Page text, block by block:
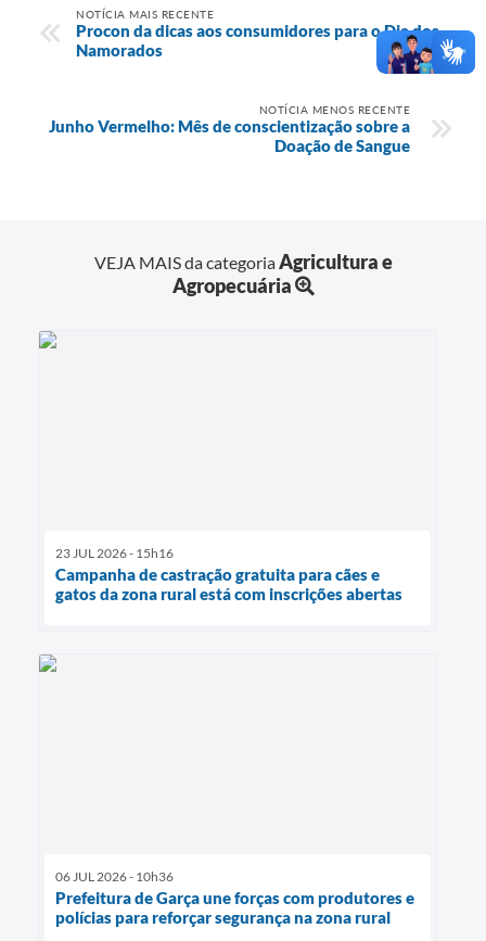
NOTÍCIA MAIS RECENTE
Procon da dicas aos consumidores para o Dia dos
Namorados
NOTÍCIA MENOS RECENTE
Junho Vermelho: Mês de conscientização sobre a
Doação de Sangue
VEJA MAIS da categoriaAgricultura e
Agropecuária
23 JUL 2026 - 15h16
Campanha de castração gratuita para cães e
gatos da zona rural está com inscrições abertas
06 JUL 2026 - 10h36
Prefeitura de Garça une forças com produtores e
polícias para reforçar segurança na zona rural